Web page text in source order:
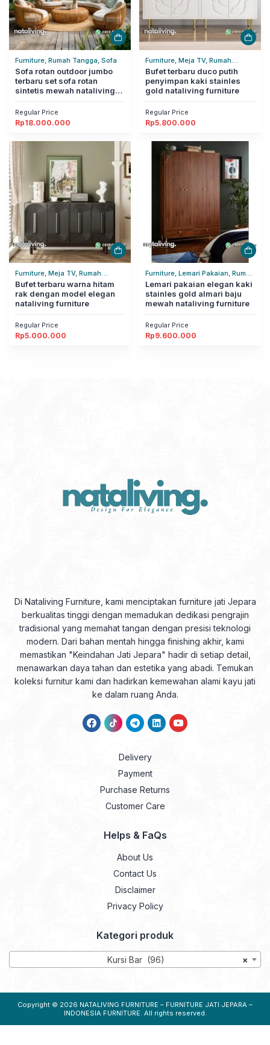
Furniture, Rumah Tangga, Sofa
Sofa rotan outdoor jumbo
terbaru set sofa rotan
sintetis mewah nataliving
Regular Price
Rp18.000.000
Furniture, Meja TV, Rumah
Tangga
Bufet terbaru duco putih
penyimpan kaki stainles
gold nataliving furniture
Regular Price
Rp5.800.000
Furniture, Meja TV, Rumah
Tangga
Bufet terbaru warna hitam
rak dengan model elegan
nataliving furniture
Regular Price
Rp5.000.000
Furniture, Lemari Pakaian, Rumah
Tangga
Lemari pakaian elegan kaki
stainles gold almari baju
mewah nataliving furniture
Regular Price
Rp9.600.000
Di Nataliving Furniture, kami menciptakan furniture jati Jepara
berkualitas tinggi dengan memadukan dedikasi pengrajin
tradisional yang memahat tangan dengan presisi teknologi
modern. Dari bahan mentah hingga finishing akhir, kami
memastikan "Keindahan Jati Jepara" hadir di setiap detail,
menawarkan daya tahan dan estetika yang abadi. Temukan
koleksi furnitur kami dan hadirkan kemewahan alami kayu jati
ke dalam ruang Anda.
Delivery
Payment
Purchase Returns
Customer Care
Helps & FaQs
About Us
Contact Us
Disclaimer
Privacy Policy
Kategori produk
×
Kursi Bar (96)
Copyright © 2026 NATALIVING FURNITURE – FURNITURE JATI JEPARA –
INDONESIA FURNITURE. All rights reserved.